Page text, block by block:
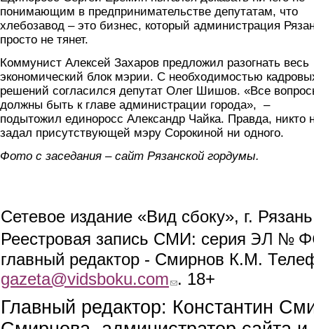
понимающим в предпринимательстве депутатам, что
хлебозавод – это бизнес, который администрация
просто не тянет.
Коммунист Алексей Захаров предложил разогнать весь
экономический блок мэрии. С необходимостью
решений согласился депутат Олег Шишов. «Все
должны быть к главе администрации города», –
подытожил единоросс Александр Чайка. Правда, никто
задал присутствующей мэру Сорокиной ни одного.
Фото с заседания – сайт Рязанской гордумы.
Сетевое издание «Вид сбоку», г.
Реестровая запись СМИ: серия ЭЛ №
главный редактор - Смирнов К.М.
gazeta@vidsboku.com (link sends e-mail)
. 18+
Главный редактор: Константин